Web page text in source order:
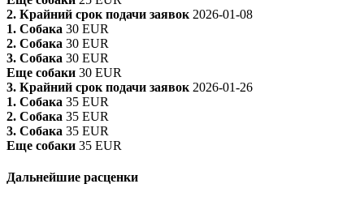
2. Крайний срок подачи заявок 2026-01-08
1. Собака 30 EUR
2. Собака 30 EUR
3. Собака 30 EUR
Еще собаки 30 EUR
3. Крайний срок подачи заявок 2026-01-26
1. Собака 35 EUR
2. Собака 35 EUR
3. Собака 35 EUR
Еще собаки 35 EUR
Дальнейшие расценки